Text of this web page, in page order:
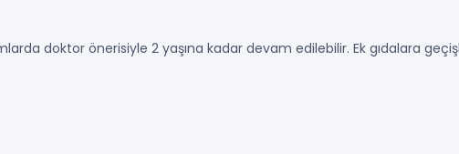
doktor önerisiyle 2 yaşına kadar devam edilebilir. Ek gıdalara